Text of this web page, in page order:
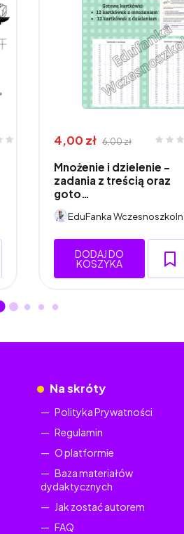
4,00 zł 6,00 zł
Mnożenie i dzielenie -
zadania z treścią oraz
goto…
EduFanka
DODAJ DO
KOSZYKA
Na skróty
Polityka Prywatności
Regulamin
O platformie
Baza materiałów
dydaktycznych
Jak zostać autorem
FAQ